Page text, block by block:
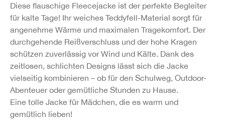
Diese flauschige Fleecejacke ist der perfekte Begleiter
für kalte Tage! Ihr weiches Teddyfell-Material sorgt für
angenehme Wärme und maximalen Tragekomfort. Der
durchgehende Reißverschluss und der hohe Kragen
schützen zuverlässig vor Wind und Kälte. Dank des
zeitlosen, schlichten Designs lässt sich die Jacke
vielseitig kombinieren – ob für den Schulweg, Outdoor-
Abenteuer oder gemütliche Stunden zu Hause.
Eine tolle Jacke für Mädchen, die es warm und
gemütlich lieben!